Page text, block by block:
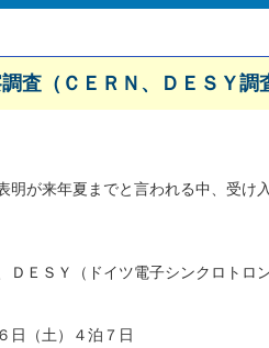
査（ＣＥＲＮ、ＤＥＳＹ調
明が来年夏までと言われる中、受
ＤＥＳＹ（ドイツ電子シンクロト
日（土）４泊７日